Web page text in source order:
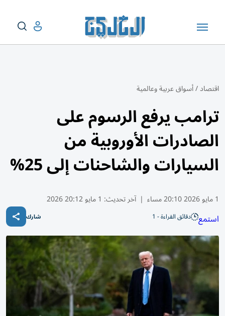
اقتصاد/أسواق عربية وعالمية
ترامب يرفع الرسوم على
الصادرات الأوروبية من
السيارات والشاحنات إلى 25%
1 مايو 2026 20:10 مساء | آخر تحديث: 1 مايو 20:12 2026
استمع دقائق القراءة - 1 شارك